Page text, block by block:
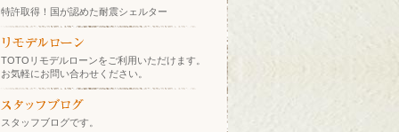
特許取得！国が認めた耐震シェルター
TOTOリモデルローンをご利用いただけます。
お気軽にお問い合わせください。
スタッフブログです。